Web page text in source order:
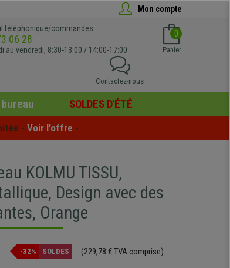
Mon compte
téléphonique/commandes
06 28
au vendredi, 8:30-13:00 / 14:00-17:00
0
Panier
Contactez-nous
SOLDES D'ÉTÉ
- Voir l'offre -
KOLMU TISSU,
Design avec des
Orange
-32% SOLDES (229,78 € TVA comprise)